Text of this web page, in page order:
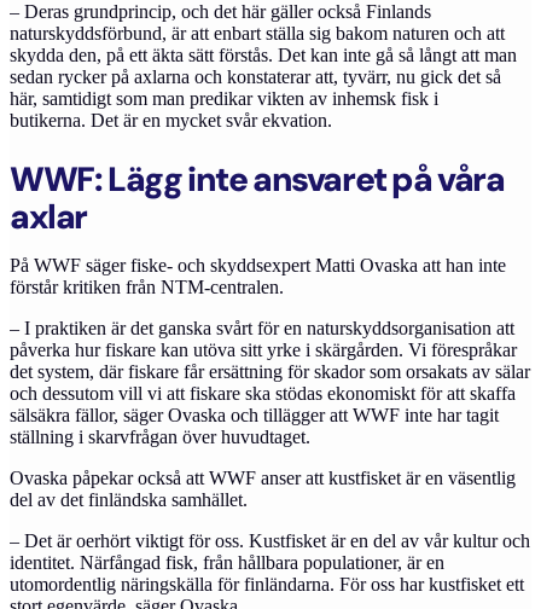
– Deras grundprincip, och det här gäller också Finlands
naturskyddsförbund, är att enbart ställa sig bakom naturen och att
skydda den, på ett äkta sätt förstås. Det kan inte gå så långt att man
sedan rycker på axlarna och konstaterar att, tyvärr, nu gick det så
här, samtidigt som man predikar vikten av inhemsk fisk i
butikerna. Det är en mycket svår ekvation.
WWF: Lägg inte ansvaret på våra
axlar
På WWF säger fiske- och skyddsexpert Matti Ovaska att han inte
förstår kritiken från NTM-centralen.
– I praktiken är det ganska svårt för en naturskyddsorganisation att
påverka hur fiskare kan utöva sitt yrke i skärgården. Vi förespråkar
det system, där fiskare får ersättning för skador som orsakats av sälar
och dessutom vill vi att fiskare ska stödas ekonomiskt för att skaffa
sälsäkra fällor, säger Ovaska och tillägger att WWF inte har tagit
ställning i skarvfrågan över huvudtaget.
Ovaska påpekar också att WWF anser att kustfisket är en väsentlig
del av det finländska samhället.
– Det är oerhört viktigt för oss. Kustfisket är en del av vår kultur och
identitet. Närfångad fisk, från hållbara populationer, är en
utomordentlig näringskälla för finländarna. För oss har kustfisket ett